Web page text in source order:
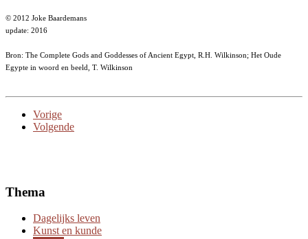
© 2012 Joke Baardemans
update: 2016
Bron: The Complete Gods and Goddesses of Ancient Egypt, R.H. Wilkinson; Het Oude
Egypte in woord en beeld, T. Wilkinson
Vorige
Volgende
Thema
Dagelijks leven
Kunst en kunde